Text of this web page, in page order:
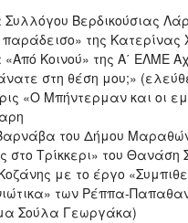
Βερδικούσιας
παράδεισο» της
Κοινού» της Α΄ ΕΛΜΕ
στη θέση μου;»
«Ο Μπήντερμαν και οι
του Δήμου
στο Τρίκκερι» του Θανάση
με το έργο
των Ρέππα-
Σούλα Γεωργάκα)